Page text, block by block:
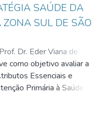
SAÚDE DA
SUL DE SÃO
Prof. Dr. Eder Viana de
Viana de Souza;Prof.ª
Mota Ortiz;Prof. Dr.
como objetivo avaliar a
Essenciais e
Primária à Saúde na
da Unidade